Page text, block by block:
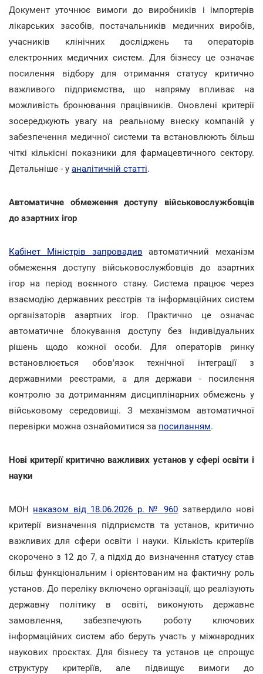
Документ уточнює вимоги до виробників і імпортерів
лікарських засобів, постачальників медичних виробів,
учасників клінічних досліджень та операторів
електронних медичних систем. Для бізнесу це означає
посилення відбору для отримання статусу критично
важливого підприємства, що напряму впливає на
можливість бронювання працівників. Оновлені критерії
зосереджують увагу на реальному внеску компаній у
забезпечення медичної системи та встановлюють більш
чіткі кількісні показники для фармацевтичного сектору.
Детальніше - у аналітичній статті.
Автоматичне обмеження доступу військовослужбовців
до азартних ігор
Кабінет Міністрів запровадив автоматичний механізм
обмеження доступу військовослужбовців до азартних
ігор на період воєнного стану. Система працює через
взаємодію державних реєстрів та інформаційних систем
організаторів азартних ігор. Практично це означає
автоматичне блокування доступу без індивідуальних
рішень щодо кожної особи. Для операторів ринку
встановлюється обов'язок технічної інтеграції з
державними реєстрами, а для держави - посилення
контролю за дотриманням дисциплінарних обмежень у
військовому середовищі. З механізмом автоматичної
перевірки можна ознайомитися за посиланням.
Нові критерії критично важливих установ у сфері освіти і
науки
МОН наказом від 18.06.2026 р. № 960 затвердило нові
критерії визначення підприємств та установ, критично
важливих для сфери освіти і науки. Кількість критеріїв
скорочено з 12 до 7, а підхід до визначення статусу став
більш функціональним і орієнтованим на фактичну роль
установ. До переліку включено організації, що реалізують
державну політику в освіті, виконують державне
замовлення, забезпечують роботу ключових
інформаційних систем або беруть участь у міжнародних
наукових проєктах. Для бізнесу та установ це спрощує
структуру критеріїв, але підвищує вимоги до